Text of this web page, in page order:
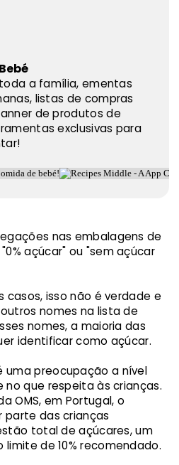
a família, ementas
listas de compras
de produtos de
exclusivas para
nas embalagens de
açúcar" ou "sem açúcar
casos, isso não é verdade e
nomes na lista de
nomes, a maioria das
identificar como açúcar.
uma preocupação a nível
no que respeita às crianças.
OMS, em Portugal, o
parte das crianças
total de açúcares, um
de 10% recomendado.